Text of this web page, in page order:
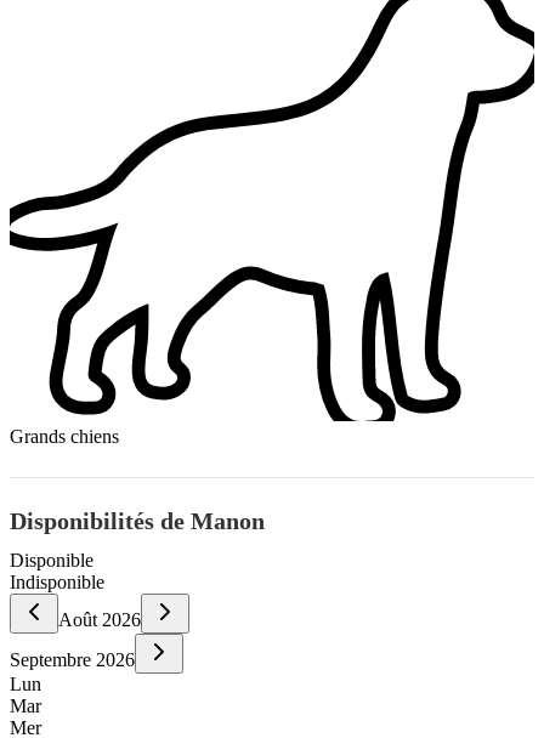
Grands chiens
Disponibilités de Manon
Disponible
Indisponible
Août 2026
Septembre 2026
Lun
Mar
Mer